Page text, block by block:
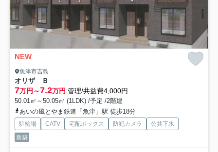
NEW
魚津市吉島
オリザ Ｂ
7万円～7.2万円 管理/共益費4,000円
50.01㎡～50.05㎡ (1LDK) /予定 /2階建
あいの風とやま鉄道「魚津」駅 徒歩18分
駐輪場 CATV 宅配ボックス 防犯カメラ
公共下水
新築